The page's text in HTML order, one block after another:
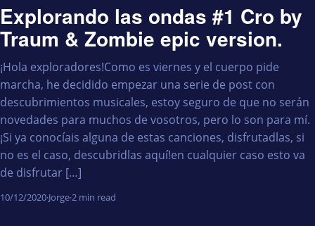
Explorando las ondas #1 Cro by
Traum & Zombie epic version.
¡Hola exploradores!Como es viernes y el cuerpo pide
marcha, he decidido empezar una serie de post con
descubrimientos musicales, estoy seguro de que no serán
novedades para muchos de vosotros, pero lo son para mí.
¡Si ya conocíais alguna de estas canciones, disfrutadlas, si
no es el caso, descubridlas aquí!en cualquier caso esto va
de disfrutar […]
10/12/2020·Jorge·2 min read